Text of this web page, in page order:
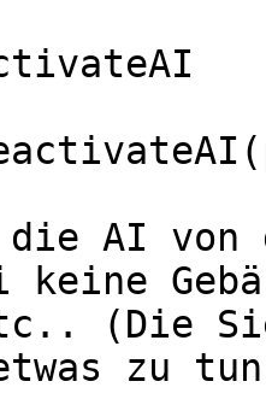
AI von
(Die
zu tun